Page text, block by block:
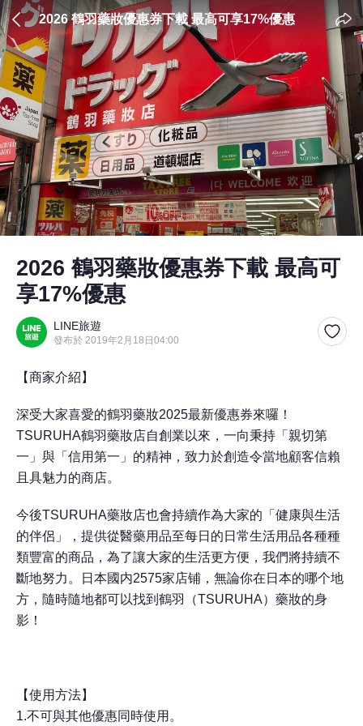
2026 鶴羽藥妝優惠券下載 最高可享17%優惠
2026 鶴羽藥妝優惠券下載 最高可
享17%優惠
LINE旅遊
發布於 2019年2月18日04:00
【商家介紹】
深受大家喜愛的鶴羽藥妝2025最新優惠券來囉！
TSURUHA鶴羽藥妝店自創業以來，一向秉持「親切第
一」與「信用第一」的精神，致力於創造令當地顧客信賴
且具魅力的商店。
今後TSURUHA藥妝店也會持續作為大家的「健康與生活
的伴侶」，提供從醫藥用品至每日的日常生活用品各種種
類豐富的商品，為了讓大家的生活更方便，我們將持續不
斷地努力。日本國内2575家店铺，無論你在日本的哪个地
方，隨時隨地都可以找到鶴羽（TSURUHA）藥妝的身
影！
【使用方法】
1.不可與其他優惠同時使用。